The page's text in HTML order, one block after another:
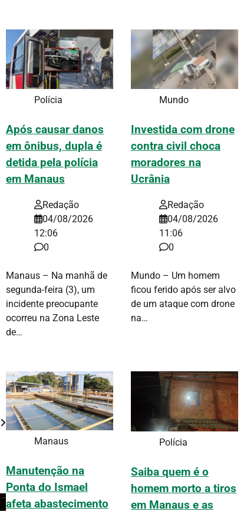
Polícia
Após causar danos
em ônibus, dupla é
detida pela polícia
em Manaus
Redação
04/08/2026
12:06
0
Manaus – Na manhã de
segunda-feira (3), um
incidente preocupante
ocorreu na Zona Leste
de…
Mundo
Investida com drone
contra civil choca
moradores na
Ucrânia
Redação
04/08/2026
11:06
0
Mundo – Um homem
ficou ferido após ser alvo
de um ataque com drone
na…
Manaus
Manutenção na
Ponta do Ismael
afeta abastecimento
Polícia
Saiba quem é o
homem morto a tiros
em Manaus e as